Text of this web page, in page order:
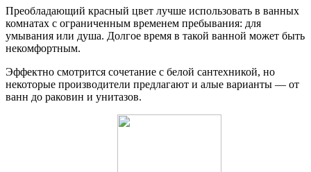
Преобладающий красный цвет лучше использовать в ванных
комнатах с ограниченным временем пребывания: для
умывания или душа. Долгое время в такой ванной может быть
некомфортным.
Эффектно смотрится сочетание с белой сантехникой, но
некоторые производители предлагают и алые варианты — от
ванн до раковин и унитазов.